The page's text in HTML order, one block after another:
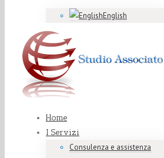
English
Home
I Servizi
Consulenza e assistenza